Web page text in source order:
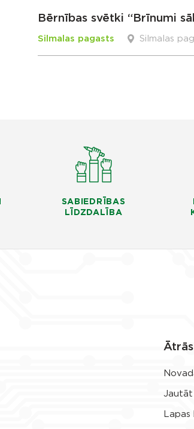
Bērnības svētki “Brīnumi
Silmalas pagasts Silmalas
SABIEDRĪBAS
LĪDZDALĪBA
Jautāt
Lapas